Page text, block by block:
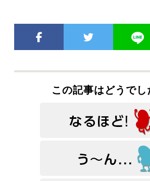
この記事はどうでし